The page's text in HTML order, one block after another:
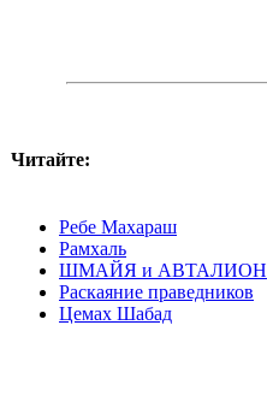
Читайте:
Ребе Махараш
Рамхаль
ШМАЙЯ и АВТАЛИОН
Раскаяние праведников
Цемах Шабад